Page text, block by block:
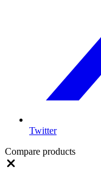
Twitter
Compare products